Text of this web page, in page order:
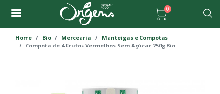
Passar
para
o
conteúdo
0
Home Bio Mercearia
Manteigas e Compotas
Compota de 4 Frutos Vermelhos Sem Açúcar 250g Bio